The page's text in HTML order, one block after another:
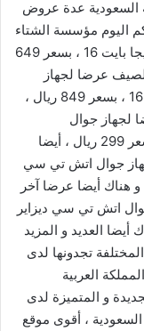
السعودية عدة عروض
اليوم مؤسسة الشتاء
و الصيف عرضا لجهاز جوال هواوي بي 8 ، جيجا بايت 16 ، بسعر 649
عرضا لجهاز
جوال سامسونج جالكسي جي 7 ، جيجا بايت 16 ، بسعر 849 ريال ،
لجهاز جوال
سامسونج جالكسي جي 1 ، جيجا بايت 4 ، بسعر 299 ريال ، أيضا
جوال اتش تي سي
بايت 8 ، بسعر 399 ريال ، و هناك أيضا عرضا آخر
اتش تي سي ديزاير
899 ريال ، و هناك أيضا العديد و المزيد
تجدونها لدى
العربية
و المتميزة لدى
، أقوى موقع